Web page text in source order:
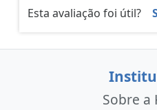
Esta avaliação foi útil?
Sobre a